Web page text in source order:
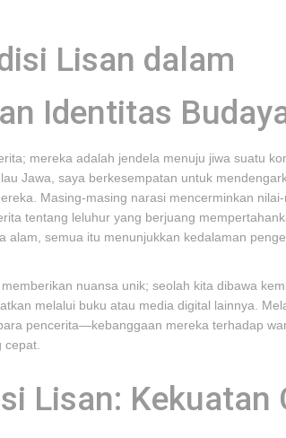
Lisan dalam
Identitas
mereka adalah jendela menuju jiwa suatu
Jawa, saya berkesempatan untuk
Masing-masing narasi mencerminkan
tentang leluhur yang berjuang
alam, semua itu menunjukkan kedalaman
nuansa unik; seolah kita dibawa
melalui buku atau media digital lainnya.
pencerita—kebanggaan mereka terhadap
Lisan: Kekuatan